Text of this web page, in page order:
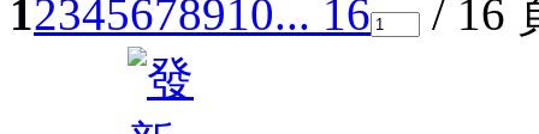
12345678910... 16 / 16